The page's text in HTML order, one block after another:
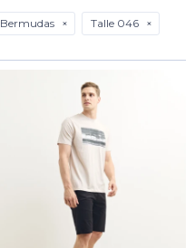
Bermudas
Talle 046